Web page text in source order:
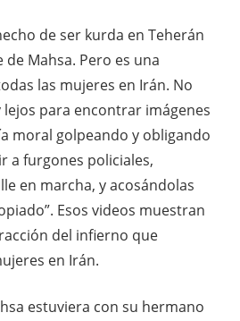
de ser kurda en Teherán
Mahsa. Pero es una
las mujeres en Irán. No
para encontrar imágenes
moral golpeando y obligando
a furgones policiales,
en marcha, y acosándolas
Esos videos muestran
del infierno que
en Irán.
estuviera con su hermano